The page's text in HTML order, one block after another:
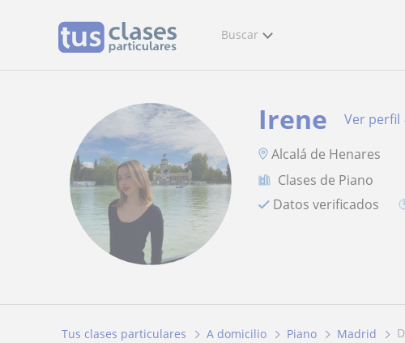
Buscar
Irene
Ver perfil
Alcalá de Henares
Clases de Piano
Datos verificados
Tus clases particulares A domicilio Piano Madrid